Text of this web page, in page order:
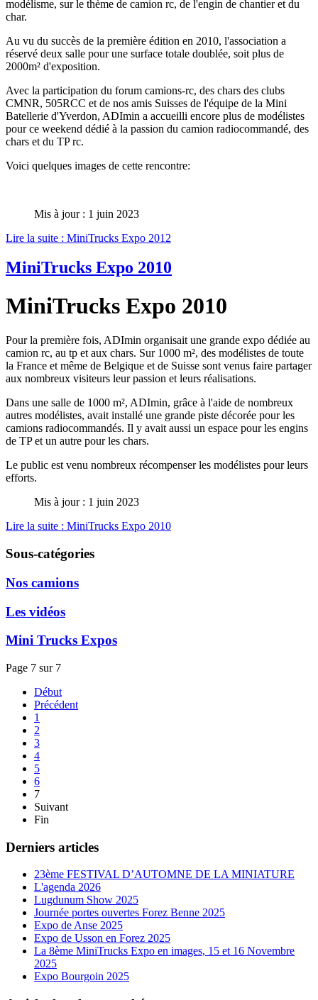
modélisme, sur le thème de camion rc, de l'engin de chantier et du
char.
Au vu du succès de la première édition en 2010, l'association a
réservé deux salle pour une surface totale doublée, soit plus de
2000m² d'exposition.
Avec la participation du forum camions-rc, des chars des clubs
CMNR, 505RCC et de nos amis Suisses de l'équipe de la Mini
Batellerie d'Yverdon, ADImin a accueilli encore plus de modélistes
pour ce weekend dédié à la passion du camion radiocommandé, des
chars et du TP rc.
Voici quelques images de cette rencontre:
Mis à jour : 1 juin 2023
Lire la suite : MiniTrucks Expo 2012
MiniTrucks Expo 2010
MiniTrucks Expo 2010
Pour la première fois, ADImin organisait une grande expo dédiée au
camion rc, au tp et aux chars. Sur 1000 m², des modélistes de toute
la France et même de Belgique et de Suisse sont venus faire partager
aux nombreux visiteurs leur passion et leurs réalisations.
Dans une salle de 1000 m², ADImin, grâce à l'aide de nombreux
autres modélistes, avait installé une grande piste décorée pour les
camions radiocommandés. Il y avait aussi un espace pour les engins
de TP et un autre pour les chars.
Le public est venu nombreux récompenser les modélistes pour leurs
efforts.
Mis à jour : 1 juin 2023
Lire la suite : MiniTrucks Expo 2010
Sous-catégories
Nos camions
Les vidéos
Mini Trucks Expos
Page 7 sur 7
Début
Précédent
1
2
3
4
5
6
7
Suivant
Fin
Derniers articles
23ème FESTIVAL D’AUTOMNE DE LA MINIATURE
L'agenda 2026
Lugdunum Show 2025
Journée portes ouvertes Forez Benne 2025
Expo de Anse 2025
Expo de Usson en Forez 2025
La 8ème MiniTrucks Expo en images, 15 et 16 Novembre
2025
Expo Bourgoin 2025